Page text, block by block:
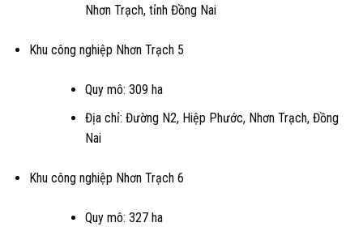
Nhơn Trạch, tỉnh Đồng Nai
Khu công nghiệp Nhơn Trạch 5
Quy mô: 309 ha
Địa chỉ: Đường N2, Hiệp Phước, Nhơn Trạch, Đồng
Nai
Khu công nghiệp Nhơn Trạch 6
Quy mô: 327 ha